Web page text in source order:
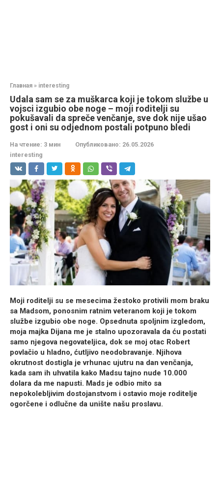
Главная » interesting
Udala sam se za muškarca koji je tokom službe u
vojsci izgubio obe noge – moji roditelji su
pokušavali da spreče venčanje, sve dok nije ušao
gost i oni su odjednom postali potpuno bledi
На чтение: 3 мин Опубликовано: 26.05.2026
interesting
Moji roditelji su se mesecima žestoko protivili mom braku
sa Madsom, ponosnim ratnim veteranom koji je tokom
službe izgubio obe noge. Opsednuta spoljnim izgledom,
moja majka Dijana me je stalno upozoravala da ću postati
samo njegova negovateljica, dok se moj otac Robert
povlačio u hladno, ćutljivo neodobravanje. Njihova
okrutnost dostigla je vrhunac ujutru na dan venčanja,
kada sam ih uhvatila kako Madsu tajno nude 10.000
dolara da me napusti. Mads je odbio mito sa
nepokolebljivim dostojanstvom i ostavio moje roditelje
ogorčene i odlučne da unište našu proslavu.